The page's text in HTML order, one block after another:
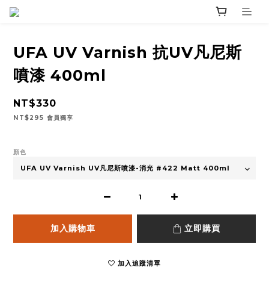
UFA UV Varnish 抗UV凡尼斯
噴漆 400ml
NT$330
NT$295 會員獨享
顏色
加入購物車 立即購買
加入追蹤清單